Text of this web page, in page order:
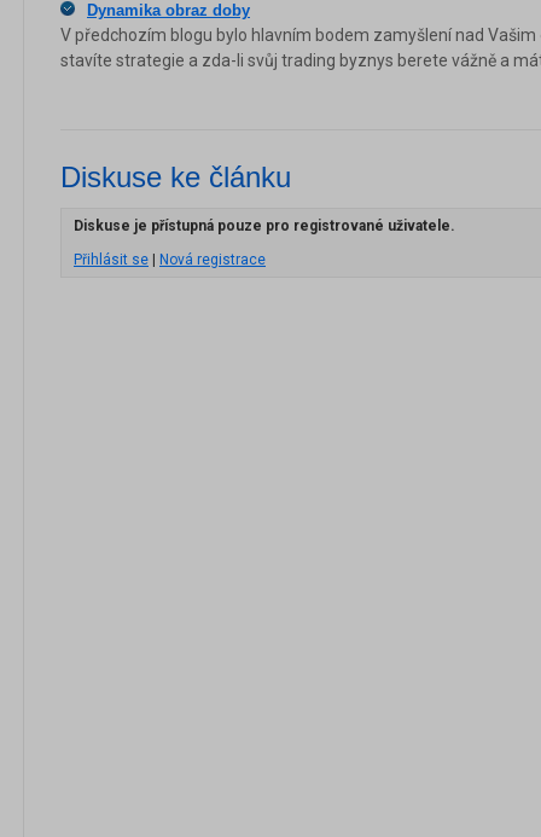
Dynamika obraz doby
V předchozím blogu bylo hlavním bodem zamyšlení nad
stavíte strategie a zda-li svůj trading byznys berete vážně a
Diskuse ke článku
Diskuse je přístupná pouze pro registrované uživatele.
Přihlásit se
Nová registrace